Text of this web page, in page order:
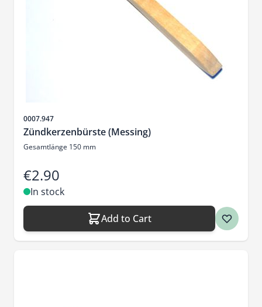
Sku
0007.947
Zündkerzenbürste (Messing)
Gesamtlänge 150 mm
€2.90
In stock
Add to Cart